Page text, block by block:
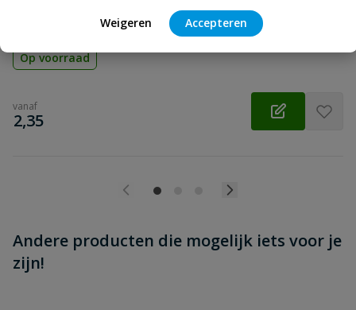
Weigeren Accepteren
beregening. Per meter of op rol
Op voorraad
vanaf
€
2,35
Andere producten die mogelijk iets voor je
zijn!